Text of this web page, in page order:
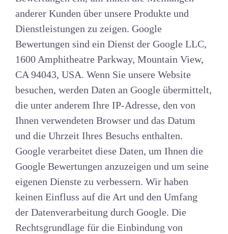
anderer Kunden über unsere Produkte und
Dienstleistungen zu zeigen. Google
Bewertungen sind ein Dienst der Google LLC,
1600 Amphitheatre Parkway, Mountain View,
CA 94043, USA. Wenn Sie unsere Website
besuchen, werden Daten an Google übermittelt,
die unter anderem Ihre IP-Adresse, den von
Ihnen verwendeten Browser und das Datum
und die Uhrzeit Ihres Besuchs enthalten.
Google verarbeitet diese Daten, um Ihnen die
Google Bewertungen anzuzeigen und um seine
eigenen Dienste zu verbessern. Wir haben
keinen Einfluss auf die Art und den Umfang
der Datenverarbeitung durch Google. Die
Rechtsgrundlage für die Einbindung von